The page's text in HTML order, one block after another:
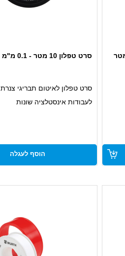
סרט טפלון 10 מטר - 0.1 מ"מ עובי
סרט טפלון לאיטום תבריגי צנרת
לעבודות אינסטלציה שונות
הוסף לעגלה